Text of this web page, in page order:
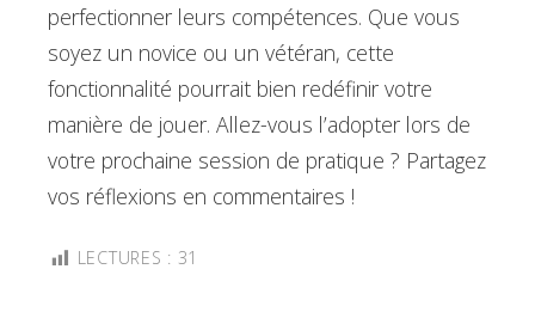
perfectionner leurs compétences. Que vous
soyez un novice ou un vétéran, cette
fonctionnalité pourrait bien redéfinir votre
manière de jouer. Allez-vous l’adopter lors de
votre prochaine session de pratique ? Partagez
vos réflexions en commentaires !
LECTURES : 31